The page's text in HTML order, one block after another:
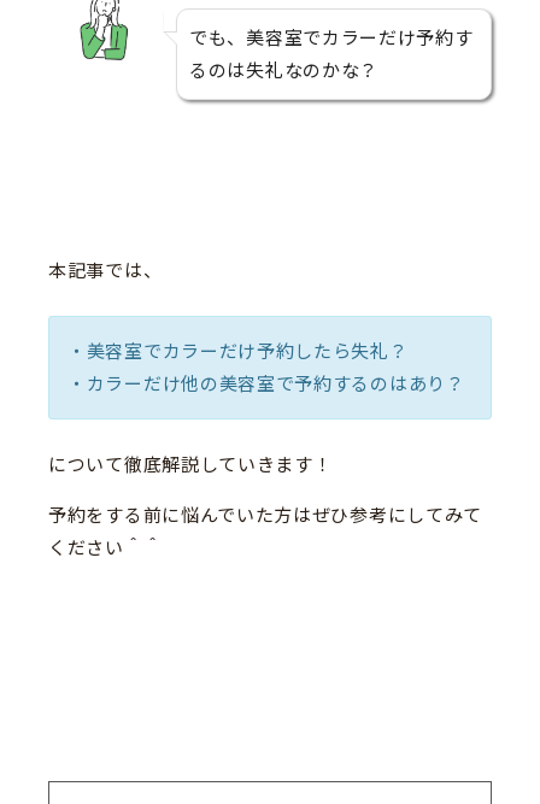
でも、美容室でカラーだけ予約す
るのは失礼なのかな？
本記事では、
・美容室でカラーだけ予約したら失礼？
・カラーだけ他の美容室で予約するのはあり？
について徹底解説していきます！
予約をする前に悩んでいた方はぜひ参考にしてみて
ください＾＾